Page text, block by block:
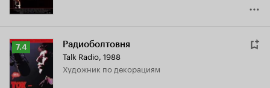
Рейтинг
Кинопоиска
7.4
7.4 Радиоболтовня
Talk Radio, 1988
Художник по декорациям